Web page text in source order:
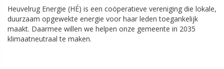
Heuvelrug Energie (HÉ) is een coöperatieve vereniging die lokale,
duurzaam opgewekte energie voor haar leden toegankelijk
maakt. Daarmee willen we helpen onze gemeente in 2035
klimaatneutraal te maken.